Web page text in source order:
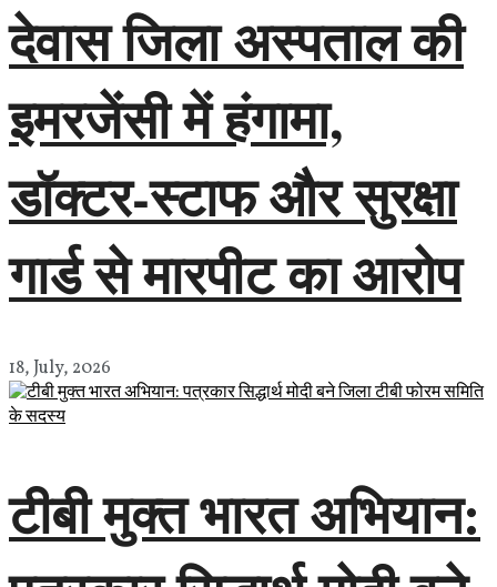
देवास जिला अस्पताल की
इमरजेंसी में हंगामा,
डॉक्टर-स्टाफ और सुरक्षा
गार्ड से मारपीट का आरोप
18, July, 2026
टीबी मुक्त भारत अभियान: